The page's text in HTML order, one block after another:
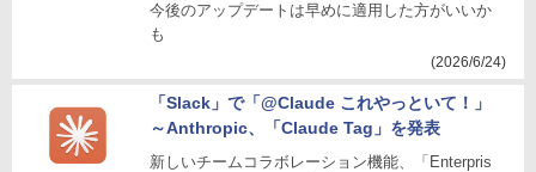
今後のアップデートは早めに適用した方がいいか
も
(2026/6/24)
「Slack」で「@Claude これやっといて！」
～Anthropic、「Claude Tag」を発表
新しいチームコラボレーション機能、「Enterpris